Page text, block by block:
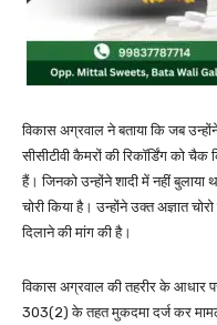
विकास अग्रवाल ने बताया कि जब
सीसीटीवी कैमरों की रिकॉर्डिंग को
हैं। जिनको उन्होंने शादी में नहीं बुलाया
चोरी किया है। उन्होंने उक्त अज्ञात
दिलाने की मांग की है।
विकास अग्रवाल की तहरीर के आधार
303(2) के तहत मुकदमा दर्ज कर